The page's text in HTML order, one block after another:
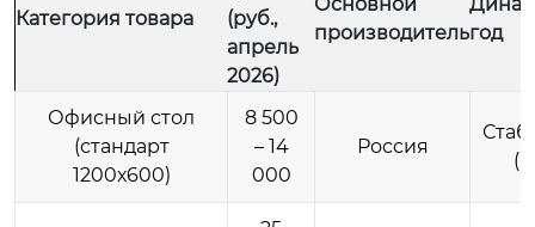
Категория товара
(руб.,
апрель
2026)
производительгод
Офисный стол
(стандарт
1200х600)
8 500
– 14
000
Россия
(-